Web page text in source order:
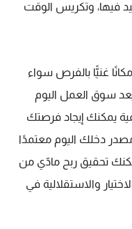
فيها، وتكريس الوقت
غنيًّا بالفرص سواء
سوق العمل اليوم
يمكنك إيجاد فرصتك
دخلك اليوم معتمدًا
تحقيق ربح مادّي من
والاستقلالية في